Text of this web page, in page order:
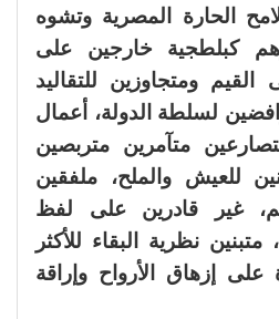
الحارة المصرية وتشوه
كبلطجية خارجين على
القيم ومتجاوزين للتقاليد
لسلطة الدولة، أعمال
متآمرين متربصين
للعيش والملح، ملفقين
غير قادرين على لفظ
نظرية البقاء للأكثر
إزهاق الأرواح وإراقة